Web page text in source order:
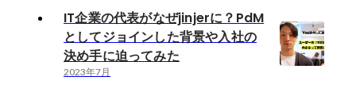
IT企業の代表がなぜjinjerに？PdM
としてジョインした背景や入社の
決め手に迫ってみた
2023年7月